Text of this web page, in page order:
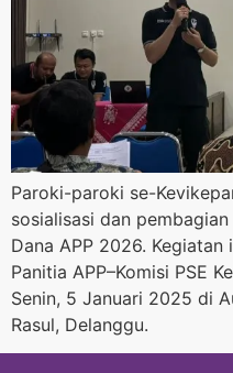
Paroki-paroki se-
sosialisasi dan
Dana APP 2026.
Panitia APP–Komisi PSE
Senin, 5 Januari 2025 di
Rasul, Delanggu.